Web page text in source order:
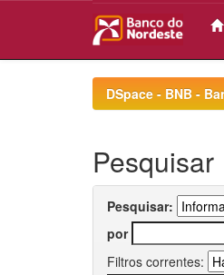
DSpace - BNB -
Pesquisar
Pesquisar:
por
Filtros correntes: